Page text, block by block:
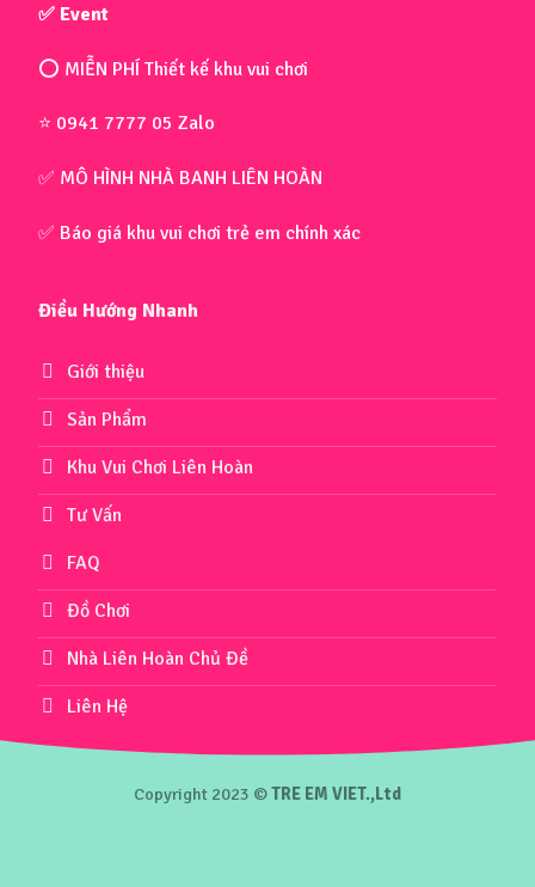
✅ Event
⭕ MIỄN PHÍ Thiết kế khu vui chơi
⭐ 0941 7777 05 Zalo
✅ MÔ HÌNH NHÀ BANH LIÊN HOÀN
✅ Báo giá khu vui chơi trẻ em chính xác
Điều Hướng Nhanh
Giới thiệu
Sản Phẩm
Khu Vui Chơi Liên Hoàn
Tư Vấn
FAQ
Đồ Chơi
Nhà Liên Hoàn Chủ Đề
Liên Hệ
Copyright 2023 ©TRE EM VIET.,Ltd